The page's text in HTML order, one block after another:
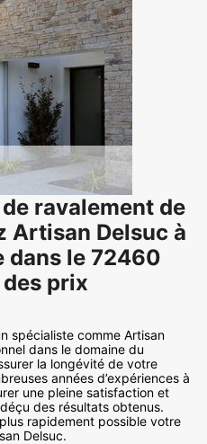
ravalement de
Artisan Delsuc à
dans le 72460
prix
spécialiste comme Artisan
dans le domaine du
la longévité de votre
années d’expériences à
une pleine satisfaction et
des résultats obtenus.
rapidement possible votre
Delsuc.